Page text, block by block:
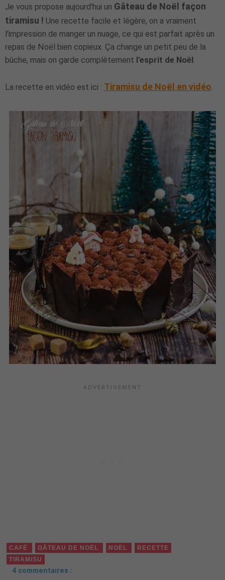
Je vous propose aujourd'hui un Gâteau de Noël façon
tiramisu ! Une recette facile et légère, on a vraiment
l'impression de manger un nuage, ce qui est parfait après un
repas de Noël bien copieux. Ça change un petit peu de la
bûche, mais on garde complètement l'esprit de Noël.
La recette en vidéo est ici : Tiramisu de Noël en vidéo.
CAFÉ GÂTEAU DE NOËL NOËL
RECETTE
TIRAMISU
4 commentaires :